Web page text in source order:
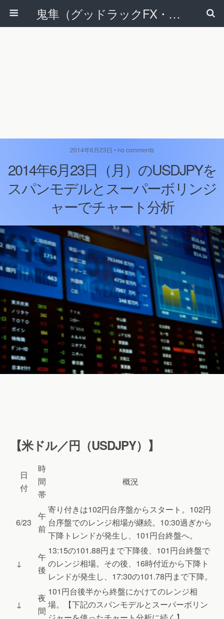
鬼隼（グッドラックFX・改）
2014年6月23日 • no comments
2014年6月23日（月）のUSDJPYを
スパンモデルとスーパーボリンジ
ャーでチャート分析
【米ドル／円（USDJPY）】
日
付
時
間
帯
概況
6/23
午
前
寄り付きは102円台序盤からスタート。102円
台序盤でのレンジ相場が継続。10:30過ぎから
下降トレンドが発生し、101円台終盤へ。
↓
午
後
13:15の101.88円まで下降後、101円台終盤で
のレンジ相場。その後、16時付近から下降ト
レンドが発生し、17:30の101.78円まで下降。
↓
夜
間
101円台後半から終盤にかけてのレンジ相
場。【下記のスパンモデルとスーパーボリン